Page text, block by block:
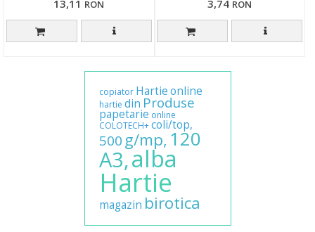
13,11 RON 3,74 RON
copiator Hartieonline
hartie din Produse
papetarie online
COLOTECH+ coli/top,
500g/mp, 120
A3,alba
Hartie
magazin birotica